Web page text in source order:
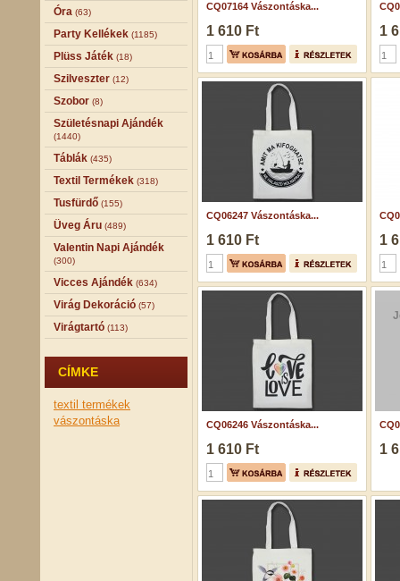
Óra (63)
Party Kellékek (1185)
Plüss Játék (18)
Szilveszter (12)
Szobor (8)
Születésnapi Ajándék
(1440)
Táblák (435)
Textil Termékek (318)
Tusfürdő (155)
Üveg Áru (489)
Valentin Napi Ajándék
(300)
Vicces Ajándék (634)
Virág Dekoráció (57)
Virágtartó (113)
CÍMKE
textil termékek
vászontáska
CQ07164 Vászontáska...
1 610 Ft 1
CQ06247 Vászontáska...
1 610 Ft 1
CQ06246 Vászontáska...
1 610 Ft 1